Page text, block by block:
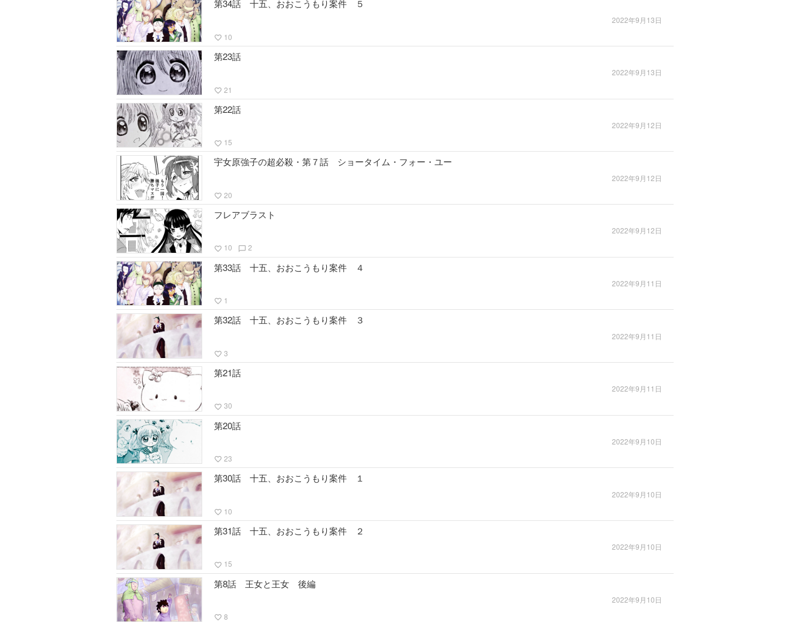
第34話 十五、おおこうもり案件 ５
2022年9月13日
favorite_border 10
第23話
2022年9月13日
favorite_border 21
第22話
2022年9月12日
favorite_border 15
宇女原強子の超必殺・第７話 ショータイム・フォー・ユー
2022年9月12日
favorite_border 20
フレアブラスト
2022年9月12日
favorite_border 10 chat_bubble_outline 2
第33話 十五、おおこうもり案件 ４
2022年9月11日
favorite_border 1
第32話 十五、おおこうもり案件 ３
2022年9月11日
favorite_border 3
第21話
2022年9月11日
favorite_border 30
第20話
2022年9月10日
favorite_border 23
第30話 十五、おおこうもり案件 １
2022年9月10日
favorite_border 10
第31話 十五、おおこうもり案件 ２
2022年9月10日
favorite_border 15
第8話 王女と王女 後編
2022年9月10日
favorite_border 8